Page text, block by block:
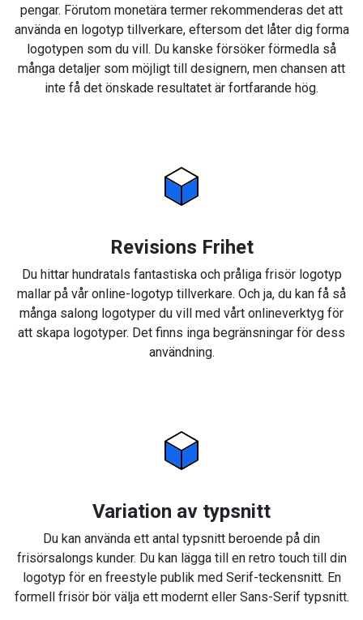
pengar. Förutom monetära termer rekommenderas det att
använda en logotyp tillverkare, eftersom det låter dig forma
logotypen som du vill. Du kanske försöker förmedla så
många detaljer som möjligt till designern, men chansen att
inte få det önskade resultatet är fortfarande hög.
Revisions Frihet
Du hittar hundratals fantastiska och pråliga frisör logotyp
mallar på vår online-logotyp tillverkare. Och ja, du kan få så
många salong logotyper du vill med vårt onlineverktyg för
att skapa logotyper. Det finns inga begränsningar för dess
användning.
Variation av typsnitt
Du kan använda ett antal typsnitt beroende på din
frisörsalongs kunder. Du kan lägga till en retro touch till din
logotyp för en freestyle publik med Serif-teckensnitt. En
formell frisör bör välja ett modernt eller Sans-Serif typsnitt.